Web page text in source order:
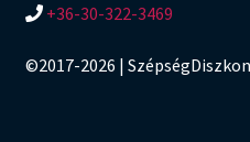
+36-30-322-3469
©2017-2026 |